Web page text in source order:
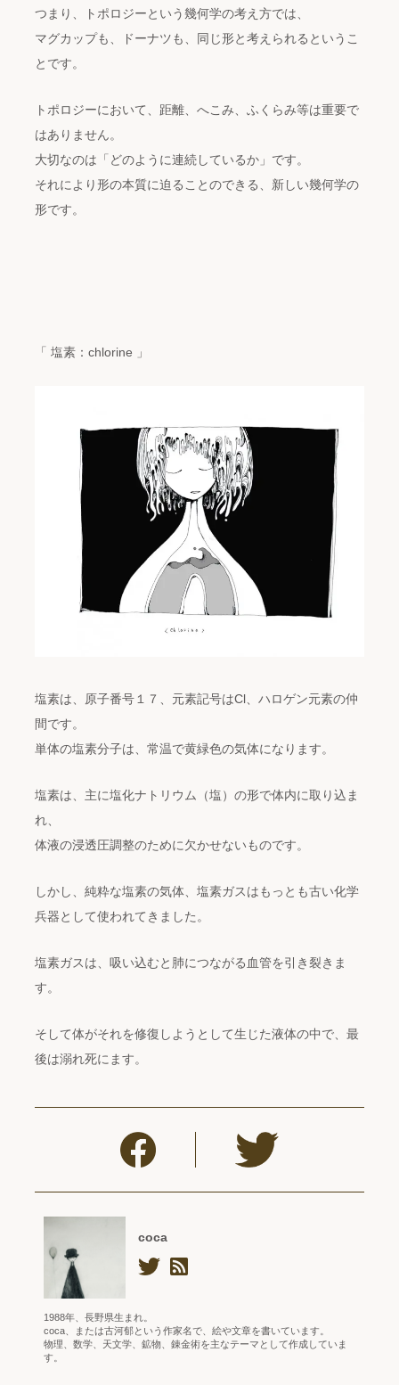
つまり、トポロジーという幾何学の考え方では、
マグカップも、ドーナツも、同じ形と考えられるというこ
とです。
トポロジーにおいて、距離、へこみ、ふくらみ等は重要で
はありません。
大切なのは「どのように連続しているか」です。
それにより形の本質に迫ることのできる、新しい幾何学の
形です。
「 塩素：chlorine 」
塩素は、原子番号１７、元素記号はCl、ハロゲン元素の仲
間です。
単体の塩素分子は、常温で黄緑色の気体になります。
塩素は、主に塩化ナトリウム（塩）の形で体内に取り込ま
れ、
体液の浸透圧調整のために欠かせないものです。
しかし、純粋な塩素の気体、塩素ガスはもっとも古い化学
兵器として使われてきました。
塩素ガスは、吸い込むと肺につながる血管を引き裂きま
す。
そして体がそれを修復しようとして生じた液体の中で、最
後は溺れ死にます。
coca
1988年、長野県生まれ。
coca、または古河郁という作家名で、絵や文章を書いています。
物理、数学、天文学、鉱物、錬金術を主なテーマとして作成していま
す。